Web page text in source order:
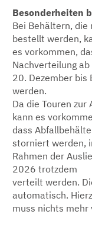
Besonderheiten
Bei Behältern,
bestellt werden,
es vorkommen,
Nachverteilung ab
20. Dezember bis
werden.
Da die Touren
kann es
dass
storniert werden,
Rahmen der
2026 trotzdem
verteilt werden.
automatisch.
muss nichts mehr